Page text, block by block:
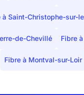
à Saint-Christophe-sur-
de-Chevillé Fibre
Fibre à Montval-sur-Loir